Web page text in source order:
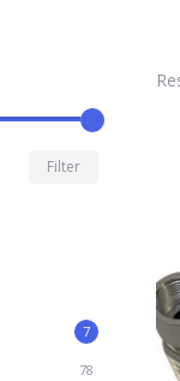
Filter
7
78